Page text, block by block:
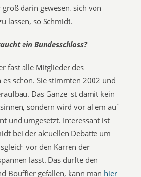
darin gewesen, sich von
lassen, so Schmidt.
ein Bundesschloss?
fast alle Mitglieder des
es schon. Sie stimmten 2002 und
Das Ganze ist damit kein
sondern wird vor allem auf
und umgesetzt. Interessant ist
bei der aktuellen Debatte um
vor den Karren der
lässt. Das dürfte den
Bouffier gefallen, kann man hier